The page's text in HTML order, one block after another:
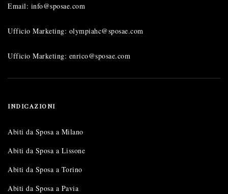
Email: info@sposae.com
Ufficio Marketing: olympiahc@sposae.com
Ufficio Marketing: enrico@sposae.com
INDICAZIONI
Abiti da Sposa a Milano
Abiti da Sposa a Lissone
Abiti da Sposa a Torino
Abiti da Sposa a Pavia